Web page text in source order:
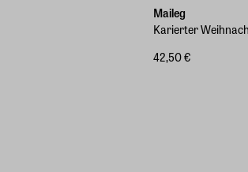
Maileg
Karierter
42,50 €